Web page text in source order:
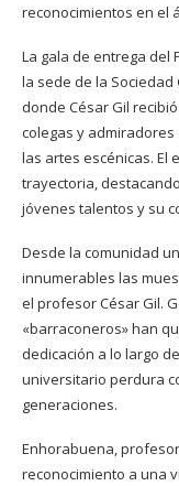
reconocimientos en el
La gala de entrega del
la sede de la Sociedad
donde César Gil
colegas y
las artes escénicas. El
trayectoria,
jóvenes talentos y su
Desde la comunidad
innumerables las
el profesor César Gil.
«barraconeros» han
dedicación a lo largo
universitario perdura
generaciones.
Enhorabuena,
reconocimiento a una